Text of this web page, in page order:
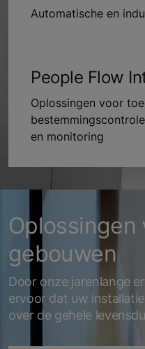
Automatische en
People Flow
Oplossingen voor
en monitoring
Oplossingen
gebouwen
Door onze jarenlange
ervoor dat uw
over de gehele